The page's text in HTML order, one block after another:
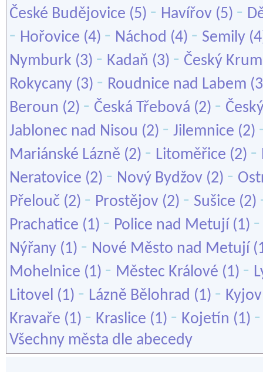
České Budějovice (5) - Havířov (5) -
- Hořovice (4) - Náchod (4) - Semily
Nymburk (3) - Kadaň (3) - Český
Rokycany (3) - Roudnice nad Labem
Beroun (2) - Česká Třebová (2) -
Jablonec nad Nisou (2) - Jilemnice (2)
Mariánské Lázně (2) - Litoměřice (2) -
Neratovice (2) - Nový Bydžov (2) -
Přelouč (2) - Prostějov (2) - Sušice (2)
Prachatice (1) - Police nad Metují (1)
Nýřany (1) - Nové Město nad Metují
Mohelnice (1) - Městec Králové (1) -
Litovel (1) - Lázně Bělohrad (1) - Kyjov
Kravaře (1) - Kraslice (1) - Kojetín (1)
Všechny města dle abecedy